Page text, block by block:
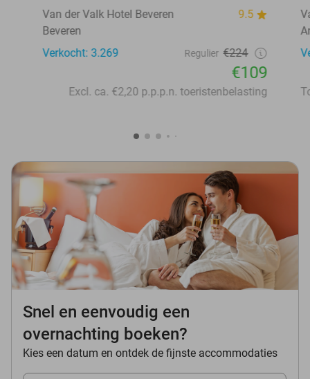
Van der Valk Hotel Beveren
9.5
Beveren
Verkocht: 3.269
Regulier €224
€109
Excl. ca. €2,20 p.p.p.n. toeristenbelasting
Snel en eenvoudig een
overnachting boeken?
Kies een datum en ontdek de fijnste accommodaties